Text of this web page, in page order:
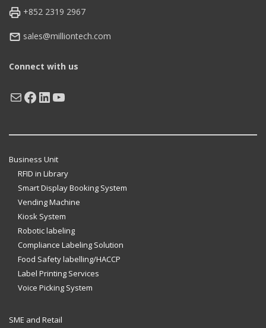
+852 2319 2967
sales@milliontech.com
Connect with us
MailFacebook
LinkedIn
YouTube
Business Unit
RFID in Library
Smart Display Booking System
Vending Machine
Kiosk System
Robotic labeling
Compliance Labeling Solution
Food Safety labelling/HACCP
Label Printing Services
Voice Picking System
SME and Retail